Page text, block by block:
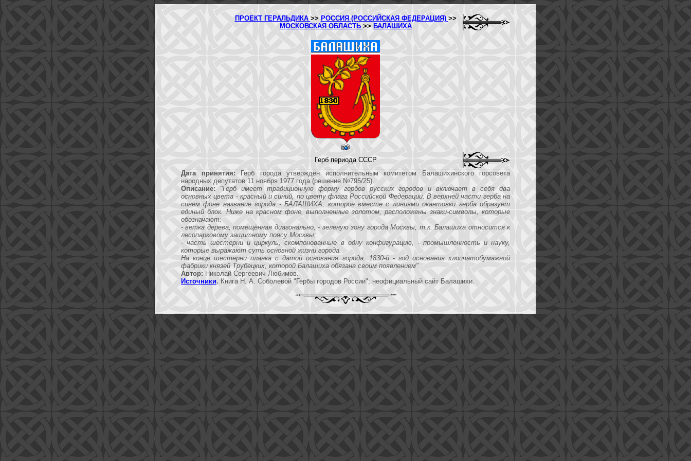
ПРОЕКТ ГЕРАЛЬДИКА >> РОССИЯ (РОССИЙСКАЯ ФЕДЕРАЦИЯ) >>
МОСКОВСКАЯ ОБЛАСТЬ >> БАЛАШИХА
Герб периода СССР
Дата принятия:Герб города утверждён исполнительным комитетом Балашихинского горсовета
народных депутатов 11 ноября 1977 года (решение №795/25).
Описание:
"Герб имеет традиционную форму гербов русских городов и включает в себя два
основных цвета - красный и синий, по цвету флага Российской Федерации. В верхней части герба на
синем фоне название города - БАЛАШИХА, которое вместе с линиями окантовки герба образует
единый блок. Ниже на красном фоне, выполненные золотом, расположены знаки-символы, которые
обозначают:
- ветка дерева, помещённая диагонально, - зеленую зону города Москвы, т.к. Балашиха относится к
лесопарковому защитному поясу Москвы;
- часть шестерни и циркуль, скомпонованные в одну конфигурацию, - промышленность и науку,
которые выражают суть основной жизни города.
На конце шестерни планка с датой основания города. 1830-й - год основания хлопчатобумажной
фабрики князей Трубецких, которой Балашиха обязана своим появлением".
Автор: Николай Сергеевич Любимов.
Источники. Книга Н. А. Соболевой "Гербы городов России"; неофициальный сайт Балашихи.